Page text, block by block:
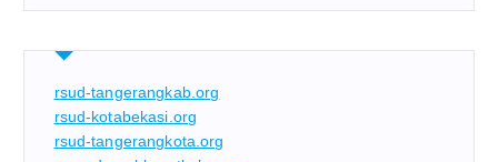
rsud-tangerangkab.org
rsud-kotabekasi.org
rsud-tangerangkota.org